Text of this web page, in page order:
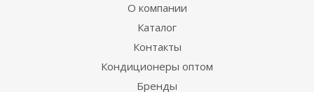
О компании
Каталог
Контакты
Кондиционеры оптом
Бренды